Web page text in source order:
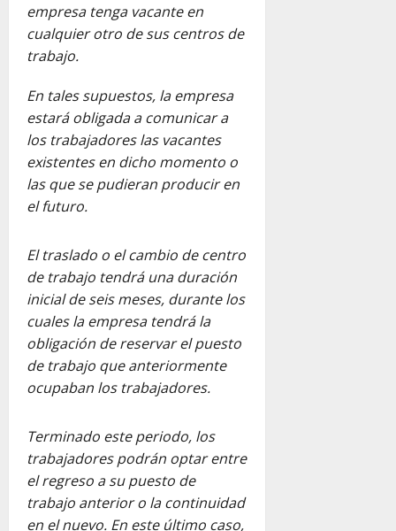
empresa tenga vacante en
cualquier otro de sus centros de
trabajo.
En tales supuestos, la empresa
estará obligada a comunicar a
los trabajadores las vacantes
existentes en dicho momento o
las que se pudieran producir en
el futuro.
El traslado o el cambio de centro
de trabajo tendrá una duración
inicial de seis meses, durante los
cuales la empresa tendrá la
obligación de reservar el puesto
de trabajo que anteriormente
ocupaban los trabajadores.
Terminado este periodo, los
trabajadores podrán optar entre
el regreso a su puesto de
trabajo anterior o la continuidad
en el nuevo. En este último caso,